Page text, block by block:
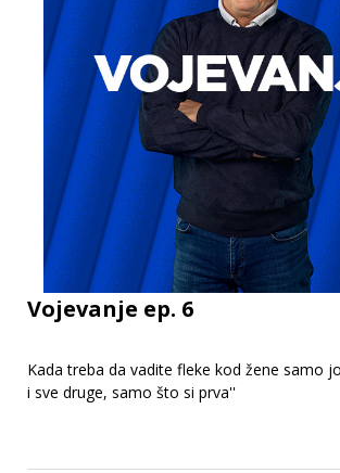
Vojevanje ep. 6
Kada treba da vadite fleke kod žene samo
i sve druge, samo što si prva''